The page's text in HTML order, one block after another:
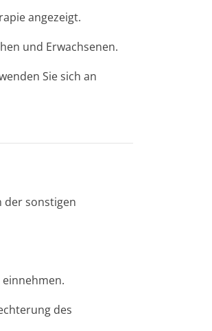
angezeigt.
und Erwachsenen.
Sie sich an
der sonstigen
des